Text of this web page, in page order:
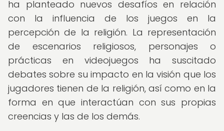
ha planteado nuevos desafíos en relación
con la influencia de los juegos en la
percepción de la religión. La representación
de escenarios religiosos, personajes o
prácticas en videojuegos ha suscitado
debates sobre su impacto en la visión que los
jugadores tienen de la religión, así como en la
forma en que interactúan con sus propias
creencias y las de los demás.